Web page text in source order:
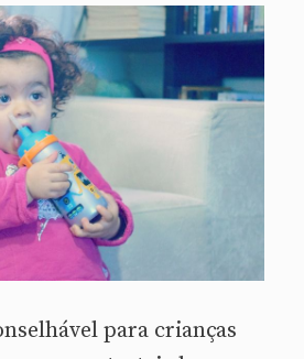
para crianças